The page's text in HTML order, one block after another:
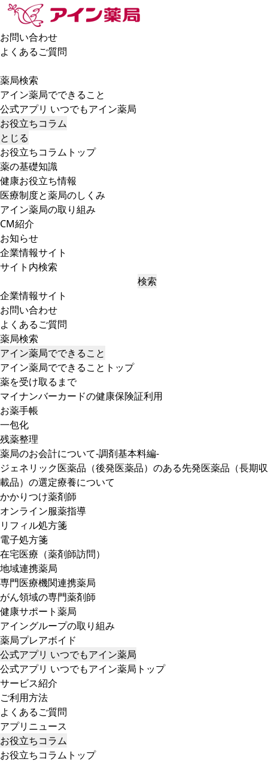
お問い合わせ
よくあるご質問
薬局検索
アイン薬局でできること
公式アプリ いつでもアイン薬局
お役立ちコラム
とじる
お役立ちコラムトップ
薬の基礎知識
健康お役立ち情報
医療制度と薬局のしくみ
アイン薬局の取り組み
CM紹介
お知らせ
企業情報サイト
サイト内検索
検索
企業情報サイト
お問い合わせ
よくあるご質問
薬局検索
アイン薬局でできること
アイン薬局でできることトップ
薬を受け取るまで
マイナンバーカードの健康保険証利用
お薬手帳
一包化
残薬整理
薬局のお会計について-調剤基本料編-
ジェネリック医薬品（後発医薬品）のある先発医薬品（長期収
載品）の選定療養について
かかりつけ薬剤師
オンライン服薬指導
リフィル処方箋
電子処方箋
在宅医療（薬剤師訪問）
地域連携薬局
専門医療機関連携薬局
がん領域の専門薬剤師
健康サポート薬局
アイングループの取り組み
薬局プレアボイド
公式アプリ いつでもアイン薬局
公式アプリ いつでもアイン薬局トップ
サービス紹介
ご利用方法
よくあるご質問
アプリニュース
お役立ちコラム
お役立ちコラムトップ